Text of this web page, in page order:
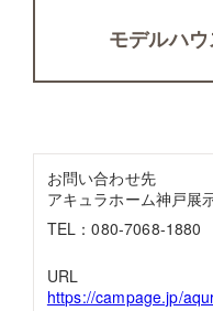
モデルハ
お問い合わせ先
アキュラホーム神戸展
TEL：080-7068-1880
URL
https://campage.jp/